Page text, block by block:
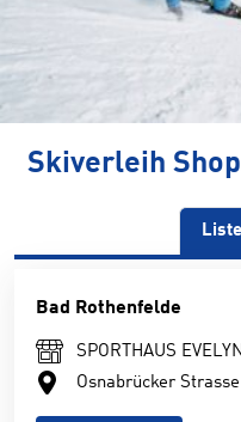
Skiverleih
Liste
Bad Rothenfelde
SPORTHAUS
Osnabrücker